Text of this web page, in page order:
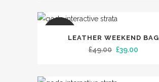
SALELEATHER WEEKEND BAG
£49.00 £39.00